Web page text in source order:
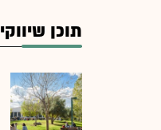
תוכן שיווקי